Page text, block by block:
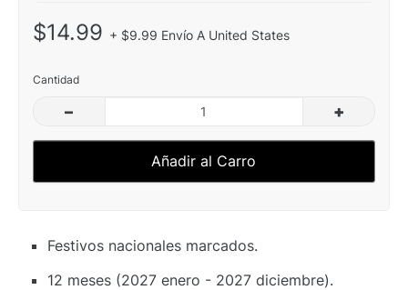
$14.99 + $9.99 Envío A United States
Cantidad
– +
Añadir al Carro
Festivos nacionales marcados.
12 meses (2027 enero - 2027 diciembre).